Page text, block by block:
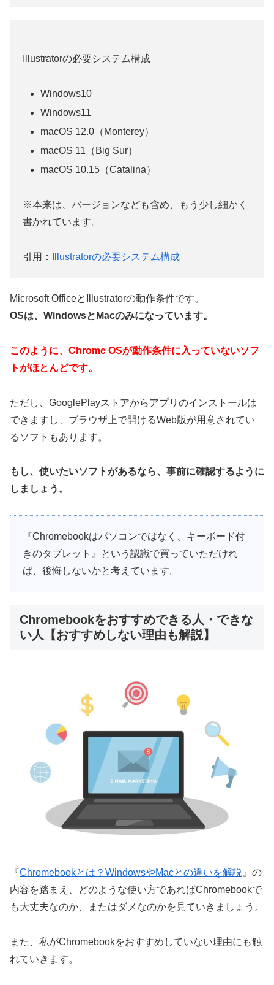
Illustratorの必要システム構成
Windows10
Windows11
macOS 12.0（Monterey）
macOS 11（Big Sur）
macOS 10.15（Catalina）
※本来は、バージョンなども含め、もう少し細かく
書かれています。
引用： Illustratorの必要システム構成
Microsoft OfficeとIllustratorの動作条件です。
OSは、WindowsとMacのみになっています。
このように、Chrome OSが動作条件に入っていないソフ
トがほとんどです。
ただし、GooglePlayストアからアプリのインストールは
できますし、ブラウザ上で開けるWeb版が用意されてい
るソフトもあります。
もし、使いたいソフトがあるなら、事前に確認するように
しましょう。
『Chromebookはパソコンではなく、キーボード付
きのタブレット』という認識で買っていただけれ
ば、後悔しないかと考えています。
Chromebookをおすすめできる人・できな
い人【おすすめしない理由も解説】
『Chromebookとは？WindowsやMacとの違いを解説 』の
内容を踏まえ、どのような使い方であればChromebookで
も大丈夫なのか、またはダメなのかを見ていきましょう。
また、私がChromebookをおすすめしていない理由にも触
れていきます。